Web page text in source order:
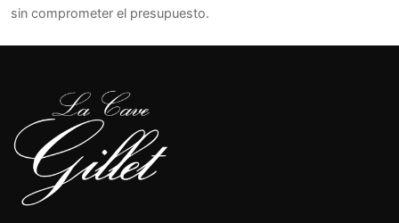
sin comprometer el presupuesto.